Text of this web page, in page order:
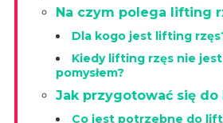
Na czym polega lifting
Dla kogo jest lifting
Kiedy lifting rzęs nie
pomysłem?
Jak przygotować się
Co jest potrzebne do